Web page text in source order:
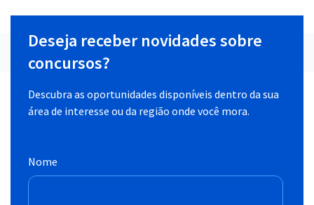
Deseja receber novidades sobre
concursos?
Descubra as oportunidades disponíveis dentro da sua
área de interesse ou da região onde você mora.
Nome